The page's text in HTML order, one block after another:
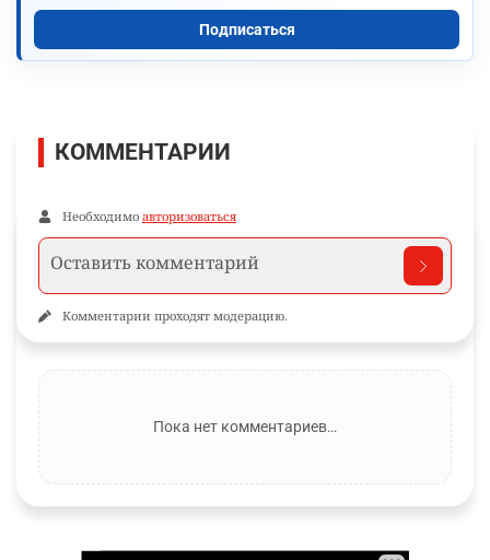
Подписаться
КОММЕНТАРИИ
Необходимо авторизоваться
Комментарии проходят модерацию.
Пока нет комментариев…